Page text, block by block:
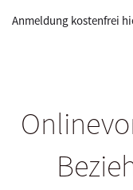
Anmeldung kostenfrei